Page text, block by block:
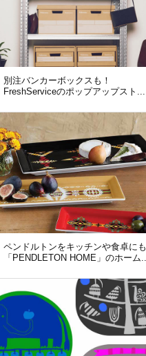
別注バンカーボックスも！
FreshServiceのポップアップスト...
ペンドルトンをキッチンや食卓にも
「PENDLETON HOME」のホーム...